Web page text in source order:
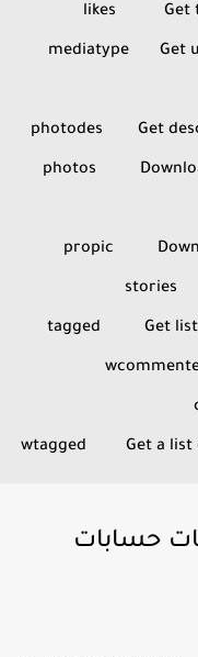
- mediatype
- photos
-
حسابات